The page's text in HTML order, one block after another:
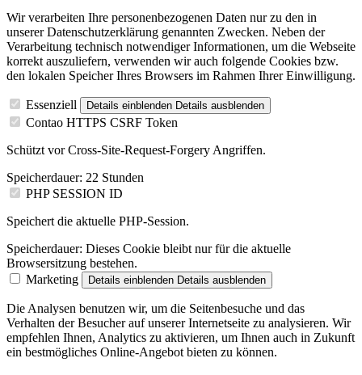
Wir verarbeiten Ihre personenbezogenen Daten nur zu den in
unserer Datenschutzerklärung genannten Zwecken. Neben der
Verarbeitung technisch notwendiger Informationen, um die Webseite
korrekt auszuliefern, verwenden wir auch folgende Cookies bzw.
den lokalen Speicher Ihres Browsers im Rahmen Ihrer Einwilligung.
Essenziell Details einblenden Details ausblenden
Contao HTTPS CSRF Token
Schützt vor Cross-Site-Request-Forgery Angriffen.
Speicherdauer: 22 Stunden
PHP SESSION ID
Speichert die aktuelle PHP-Session.
Speicherdauer: Dieses Cookie bleibt nur für die aktuelle
Browsersitzung bestehen.
Marketing
Details einblenden Details ausblenden
Die Analysen benutzen wir, um die Seitenbesuche und das
Verhalten der Besucher auf unserer Internetseite zu analysieren. Wir
empfehlen Ihnen, Analytics zu aktivieren, um Ihnen auch in Zukunft
ein bestmögliches Online-Angebot bieten zu können.